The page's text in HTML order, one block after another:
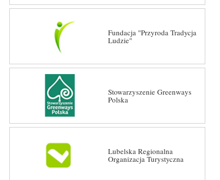
Fundacja "Przyroda Tradycja
Ludzie"
Stowarzyszenie Greenways
Polska
Lubelska Regionalna
Organizacja Turystyczna